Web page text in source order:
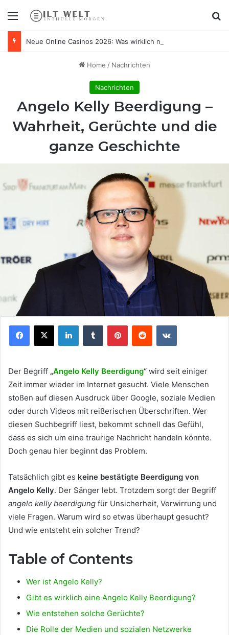
Menu
Home / Nachrichten
Nachrichten
Angelo Kelly Beerdigung –
Wahrheit, Gerüchte und die
ganze Geschichte
Facebook
X LinkedInTumblr PinterestReddit VKontakte
Der Begriff „Angelo Kelly Beerdigung“ wird seit einiger
Zeit immer wieder im Internet gesucht. Viele Menschen
stoßen auf diesen Ausdruck über Google, soziale Medien
oder durch Videos mit reißerischen Überschriften. Wer
diesen Suchbegriff liest, bekommt schnell das Gefühl,
dass es sich um eine traurige Nachricht handeln könnte.
Doch genau hier beginnt das Problem.
Tatsächlich gibt es keine bestätigte Beerdigung von
Angelo Kelly. Der Sänger lebt. Trotzdem sorgt der Begriff
angelo kelly beerdigung für Unsicherheit, Verwirrung und
viele Fragen. Warum wird so etwas überhaupt gesucht?
Und wie entsteht ein solcher Trend?
Table of Contents
Wer ist Angelo Kelly?
Gibt es wirklich eine Angelo Kelly Beerdigung?
Wie entstehen solche Gerüchte?
Die Rolle der Medien und sozialen Netzwerke